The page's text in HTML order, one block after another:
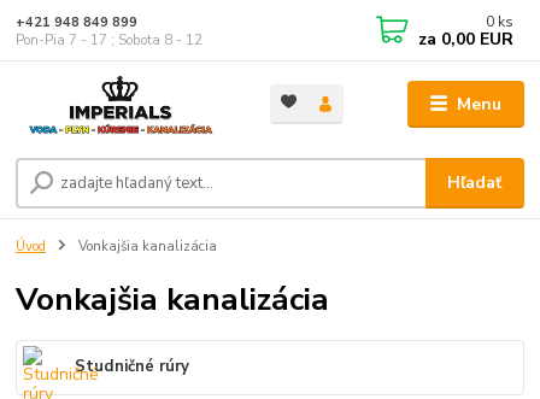
Menu
Hľadať
+421 948 849 899
Pon-Pia 7 - 17 ; Sobota 8 - 12
0 ks
za 0,00 EUR
Úvod Vonkajšia kanalizácia
Vonkajšia kanalizácia
Studničné rúry